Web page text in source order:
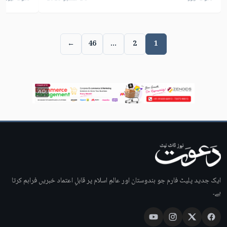
1
2
…
46
←
AD
ایک جدید پلیٹ فارم جو ہندوستان اور عالمِ اسلام پر قابلِ اعتماد خبریں فراہم کرتا
ہے۔